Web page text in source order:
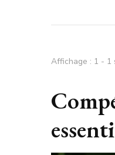
Affichage : 1 - 1